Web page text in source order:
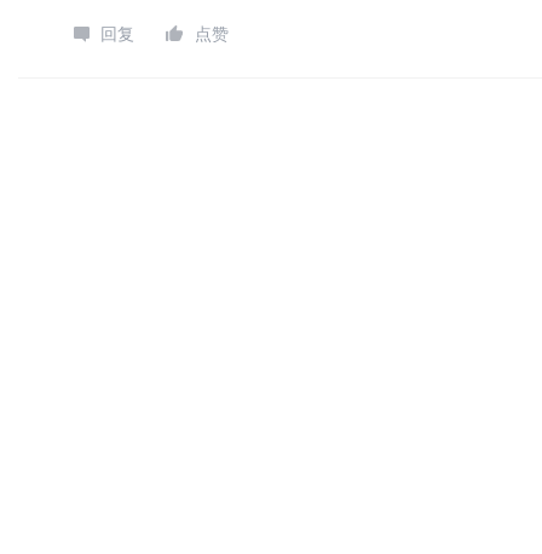
回复
点赞